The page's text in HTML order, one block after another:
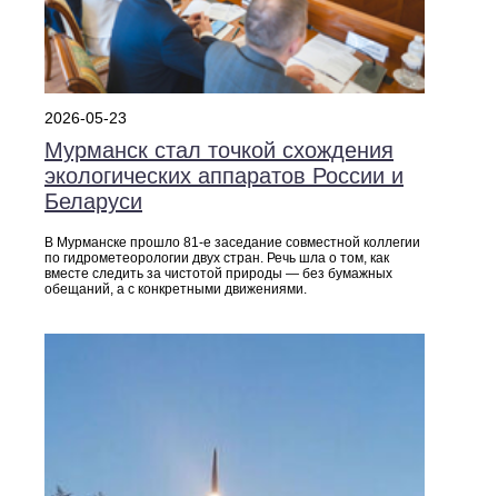
2026-05-23
Мурманск стал точкой схождения
экологических аппаратов России и
Беларуси
В Мурманске прошло 81-е заседание совместной коллегии
по гидрометеорологии двух стран. Речь шла о том, как
вместе следить за чистотой природы — без бумажных
обещаний, а с конкретными движениями.